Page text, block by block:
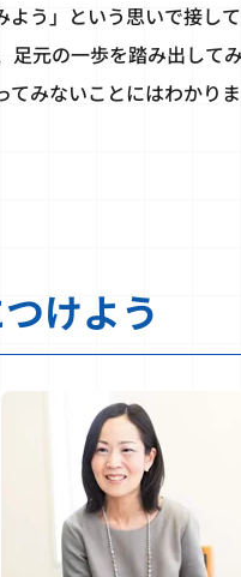
う」という思いで接して
足元の一歩を踏み出して
みないことにはわかりま
けよう